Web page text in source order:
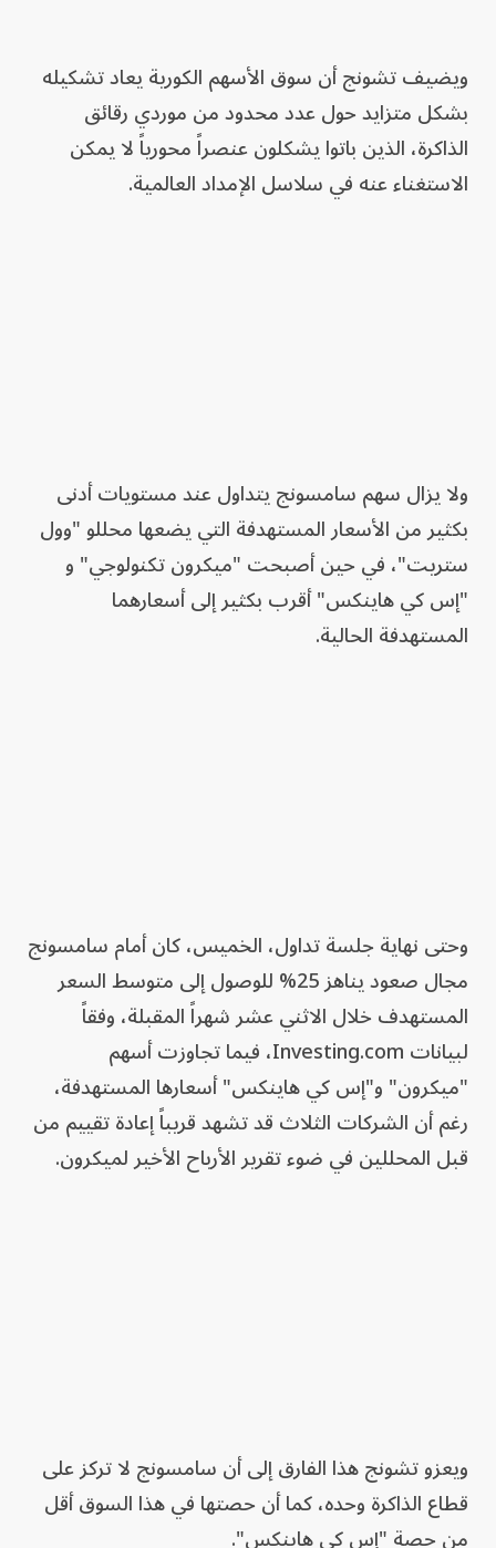
ويضيف تشونج أن سوق الأسهم الكورية يعاد تشكيله
بشكل متزايد حول عدد محدود من موردي رقائق
الذاكرة، الذين باتوا يشكلون عنصراً محورياً لا يمكن
الاستغناء عنه في سلاسل الإمداد العالمية.
ولا يزال سهم سامسونج يتداول عند مستويات أدنى
بكثير من الأسعار المستهدفة التي يضعها محللو "وول
ستريت"، في حين أصبحت "ميكرون تكنولوجي" و
"إس كي هاينكس" أقرب بكثير إلى أسعارهما
المستهدفة الحالية.
وحتى نهاية جلسة تداول، الخميس، كان أمام سامسونج
مجال صعود يناهز 25% للوصول إلى متوسط السعر
المستهدف خلال الاثني عشر شهراً المقبلة، وفقاً
لبيانات Investing.com، فيما تجاوزت أسهم
"ميكرون" و"إس كي هاينكس" أسعارها المستهدفة،
رغم أن الشركات الثلاث قد تشهد قريباً إعادة تقييم من
قبل المحللين في ضوء تقرير الأرباح الأخير لميكرون.
ويعزو تشونج هذا الفارق إلى أن سامسونج لا تركز على
قطاع الذاكرة وحده، كما أن حصتها في هذا السوق أقل
من حصة "إس كي هاينكس".